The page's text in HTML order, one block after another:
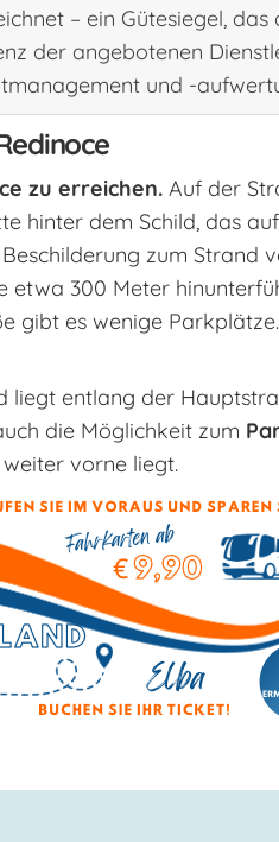
– ein Gütesiegel,
der angebotenen
und -
zu erreichen. Auf der
hinter dem Schild, das
zum Strand
etwa 300 Meter
gibt es wenige
liegt entlang der
die Möglichkeit zum
vorne liegt.